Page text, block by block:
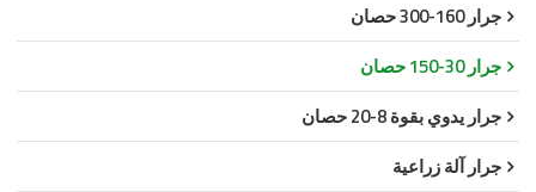
جرار 160-300 حصان
جرار 30-150 حصان
جرار يدوي بقوة 8-20 حصان
جرار آلة زراعية